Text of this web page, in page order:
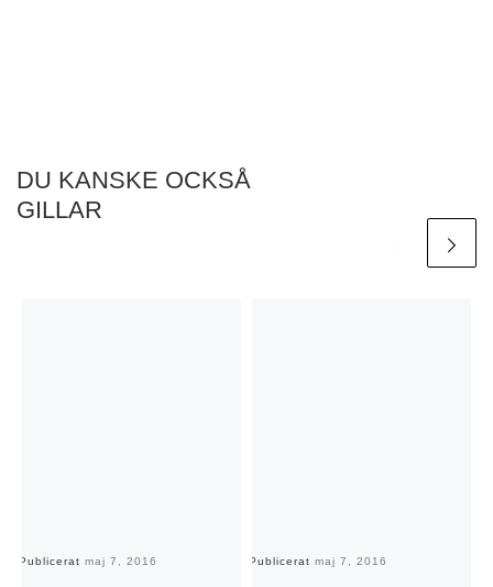
DU KANSKE OCKSÅ
GILLAR
Publicerat maj 7, 2016 Publicerat maj 7, 2016